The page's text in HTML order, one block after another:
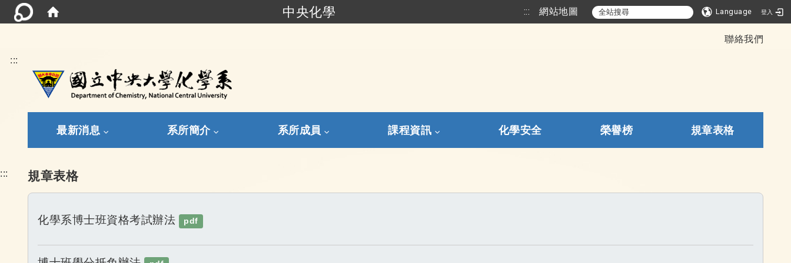
中央化學 ::: 網站地圖 Language 登入
聯絡我們
:::
最新消息 系所簡介 系所成員 課程資訊 化學安全 榮譽榜 規章表格
::: 規章表格
化學系博士班資格考試辦法 pdf